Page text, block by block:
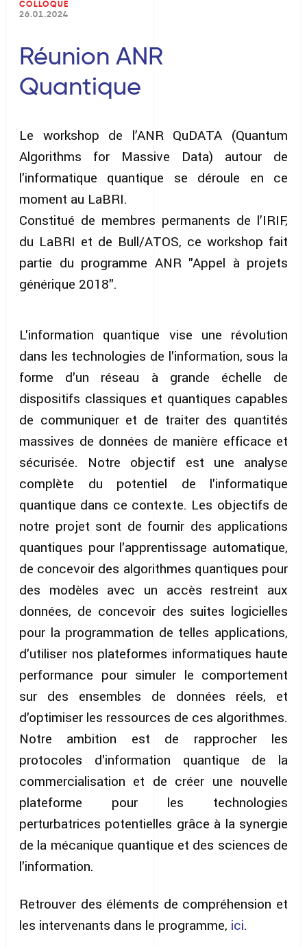
COLLOQUE
26.01.2024
Réunion ANR
Quantique
Le workshop de l’ANR QuDATA (Quantum
Algorithms for Massive Data) autour de
l'informatique quantique se déroule en ce
moment au LaBRI.
Constitué de membres permanents de l’IRIF,
du LaBRI et de Bull/ATOS, ce workshop fait
partie du programme ANR "Appel à projets
générique 2018".
L'information quantique vise une révolution
dans les technologies de l'information, sous la
forme d'un réseau à grande échelle de
dispositifs classiques et quantiques capables
de communiquer et de traiter des quantités
massives de données de manière efficace et
sécurisée. Notre objectif est une analyse
complète du potentiel de l'informatique
quantique dans ce contexte. Les objectifs de
notre projet sont de fournir des applications
quantiques pour l'apprentissage automatique,
de concevoir des algorithmes quantiques pour
des modèles avec un accès restreint aux
données, de concevoir des suites logicielles
pour la programmation de telles applications,
d'utiliser nos plateformes informatiques haute
performance pour simuler le comportement
sur des ensembles de données réels, et
d'optimiser les ressources de ces algorithmes.
Notre ambition est de rapprocher les
protocoles d'information quantique de la
commercialisation et de créer une nouvelle
plateforme pour les technologies
perturbatrices potentielles grâce à la synergie
de la mécanique quantique et des sciences de
l'information.
Retrouver des éléments de compréhension et
les intervenants dans le programme, ici.